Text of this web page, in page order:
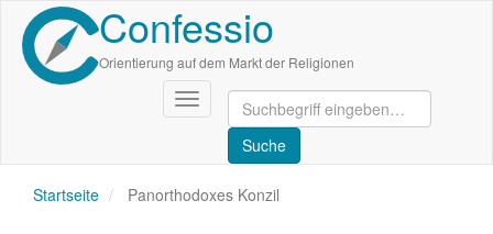
Direkt
zum
Inhalt
Confessio
Orientierung auf dem Markt der Religionen
Navigation
aktivieren/deaktivieren
Startseite Panorthodoxes Konzil